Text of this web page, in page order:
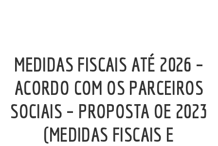
MEDIDAS FISCAIS ATÉ 2026 –
ACORDO COM OS PARCEIROS
SOCIAIS – PROPOSTA OE 2023
(MEDIDAS FISCAIS E